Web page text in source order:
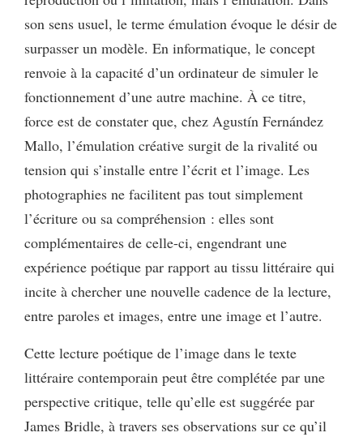
son sens usuel, le terme émulation évoque le désir de
surpasser un modèle. En informatique, le concept
renvoie à la capacité d’un ordinateur de simuler le
fonctionnement d’une autre machine. À ce titre,
force est de constater que, chez Agustín Fernández
Mallo, l’émulation créative surgit de la rivalité ou
tension qui s’installe entre l’écrit et l’image. Les
photographies ne facilitent pas tout simplement
l’écriture ou sa compréhension : elles sont
complémentaires de celle-ci, engendrant une
expérience poétique par rapport au tissu littéraire qui
incite à chercher une nouvelle cadence de la lecture,
entre paroles et images, entre une image et l’autre.
Cette lecture poétique de l’image dans le texte
littéraire contemporain peut être complétée par une
perspective critique, telle qu’elle est suggérée par
James Bridle, à travers ses observations sur ce qu’il